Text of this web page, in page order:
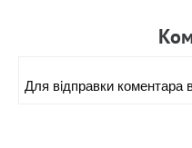
Для вiдправки коментара